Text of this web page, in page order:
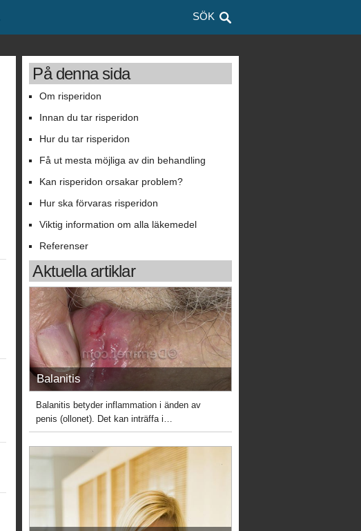
SÖK
På denna sida
Om risperidon
Innan du tar risperidon
Hur du tar risperidon
Få ut mesta möjliga av din behandling
Kan risperidon orsakar problem?
Hur ska förvaras risperidon
Viktig information om alla läkemedel
Referenser
Aktuella artiklar
Balanitis
Balanitis betyder inflammation i änden av
penis (ollonet). Det kan inträffa i…